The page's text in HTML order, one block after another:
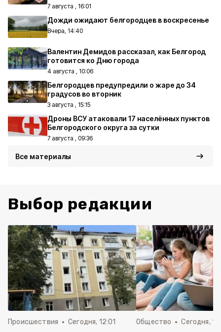
7 августа , 16:01
Дожди ожидают белгородцев в воскресенье
Вчера, 14:40
Валентин Демидов рассказал, как Белгород
готовится ко Дню города
4 августа , 10:06
Белгородцев предупредили о жаре до 34
градусов во вторник
3 августа , 15:15
Дроны ВСУ атаковали 17 населённых пунктов
Белгородского округа за сутки
7 августа , 09:36
Все материалы
Выбор редакции
Происшествия Сегодня, 12:01 Общество Сегодня,